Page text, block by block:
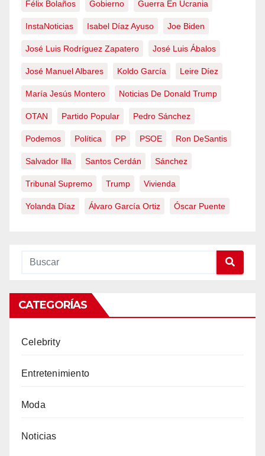
Félix Bolaños Gobierno Guerra En Ucrania
InstaNoticias Isabel Díaz Ayuso Joe Biden
José Luis Rodríguez Zapatero José Luis Ábalos
José Manuel Albares Koldo García Leire Díez
María Jesús Montero Noticias De Donald Trump
OTAN Partido Popular Pedro Sánchez
Podemos Política PP PSOE Ron DeSantis
Salvador Illa Santos Cerdán Sánchez
Tribunal Supremo Trump Vivienda
Yolanda Díaz Álvaro García Ortiz Óscar Puente
CATEGORÍAS
Celebrity
Entretenimiento
Moda
Noticias